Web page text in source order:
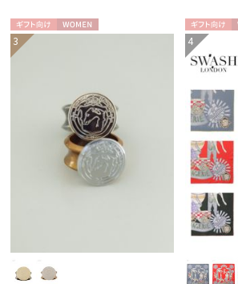
ギフト
向け
WOME
3
ギフト
向け
N
4